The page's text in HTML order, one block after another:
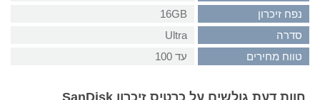
נפח זיכרון
16GB
סדרה
Ultra
טווח מחירים
עד 100
חוות דעת גולשים על כרטיס זיכרון SanDisk